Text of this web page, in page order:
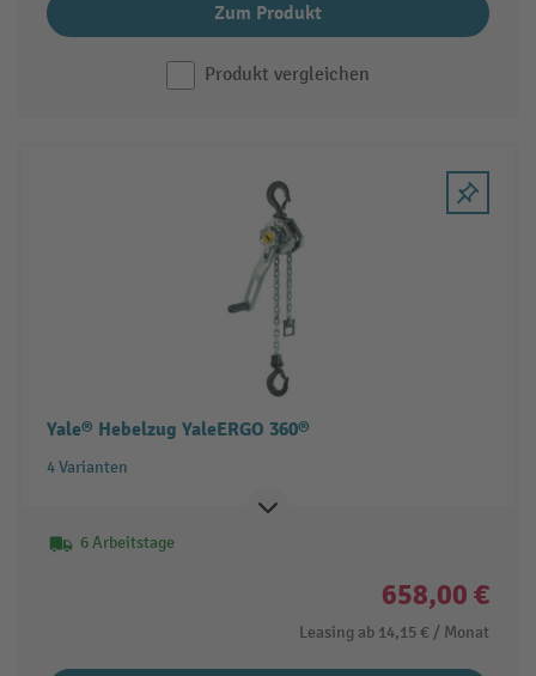
Zum Produkt
Produkt vergleichen
Yale® Hebelzug YaleERGO 360®
4 Varianten
6 Arbeitstage
658,00 €
Leasing ab 14,15 € / Monat